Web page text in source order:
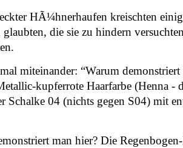
HÃ¼hnerhaufen kreischten
glaubten, die sie zu hindern
miteinander: “Warum
kupferrote Haarfarbe (Henna
Schalke 04 (nichts gegen S04) mit
man hier? Die